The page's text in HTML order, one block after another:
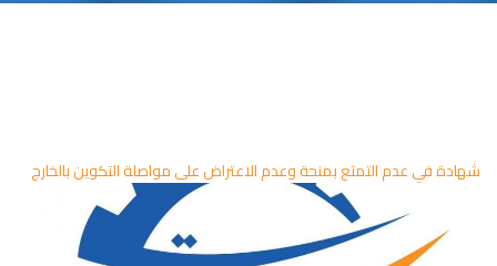
شهادة في عدم التمتع بمنحة وعدم الاعتراض على مواصلة التكوين بالخارج